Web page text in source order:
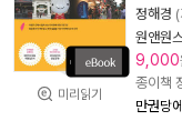
미리읽기
정해경
원앤원
9,000
종이책
만권당